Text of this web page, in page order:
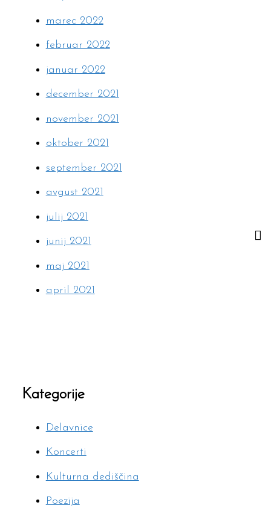
marec 2022
februar 2022
januar 2022
december 2021
november 2021
oktober 2021
september 2021
avgust 2021
julij 2021
junij 2021
maj 2021
april 2021
Kategorije
Delavnice
Koncerti
Kulturna dediščina
Poezija